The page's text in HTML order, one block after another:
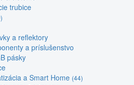
trubice
a reflektory
a príslušenstvo
pásky
a Smart Home (44)